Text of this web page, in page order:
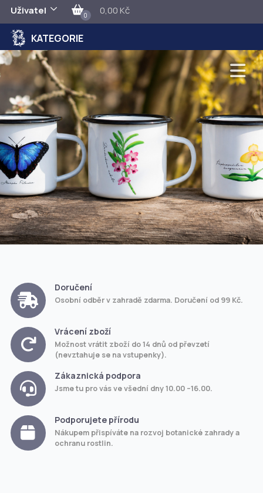
Uživatel 0 0,00 Kč
KATEGORIE
Doručení
Osobní odběr v zahradě zdarma. Doručení od 99 Kč.
Vrácení zboží
Možnost vrátit zboží do 14 dnů od převzetí
(nevztahuje se na vstupenky).
Zákaznická podpora
Jsme tu pro vás ve všední dny 10.00 –16.00.
Podporujete přírodu
Nákupem přispíváte na rozvoj botanické zahrady a
ochranu rostlin.